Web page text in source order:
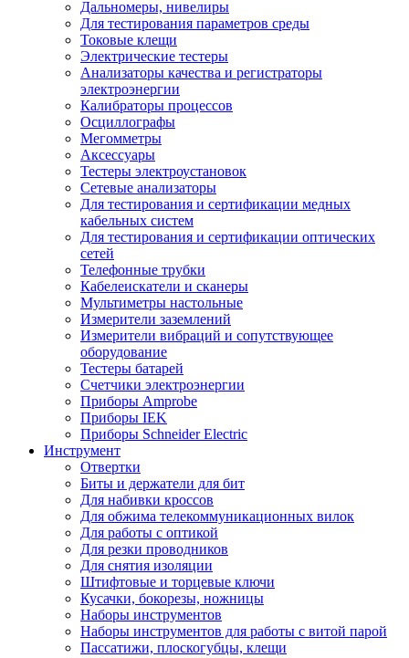
Дальномеры, нивелиры
Для тестирования параметров среды
Токовые клещи
Электрические тестеры
Анализаторы качества и регистраторы
электроэнергии
Калибраторы процессов
Осциллографы
Мегомметры
Аксессуары
Тестеры электроустановок
Сетевые анализаторы
Для тестирования и сертификации медных
кабельных систем
Для тестирования и сертификации оптических
сетей
Телефонные трубки
Кабелеискатели и сканеры
Мультиметры настольные
Измерители заземлений
Измерители вибраций и сопутствующее
оборудование
Тестеры батарей
Счетчики электроэнергии
Приборы Amprobe
Приборы IEK
Приборы Schneider Electric
Инструмент
Отвертки
Биты и держатели для бит
Для набивки кроссов
Для обжима телекоммуникационных вилок
Для работы с оптикой
Для резки проводников
Для снятия изоляции
Штифтовые и торцевые ключи
Кусачки, бокорезы, ножницы
Наборы инструментов
Наборы инструментов для работы с витой парой
Пассатижи, плоскогубцы, клещи